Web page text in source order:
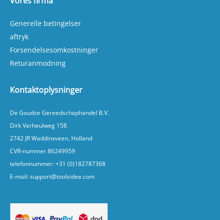
bidrager til et pænt og effektivt arbejdsområde.
Generelle betingelser
aftryk
Forsendelsesomkostninger
Returanmodning
Kontaktoplysninger
De Goudse Gereedschaphandel B.V.
Dirk Verheulweg 158
2742 JR Waddinxveen, Holland
CVR-nummer 86249959
telefonnummer:+31 (0)182787368
E-mail:support@toolsidee.com